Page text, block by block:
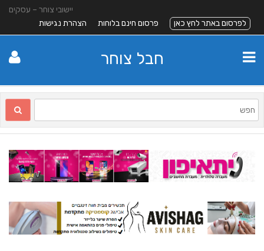
יישובי צוחר – עסקים
לפרסום באתר לחץ כאן
פרסום חינם בלוחות הצהרת נגישות
חבל צוחר